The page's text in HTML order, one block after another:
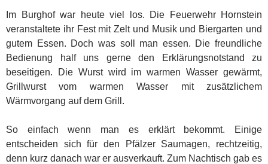
Im Burghof war heute viel los. Die Feuerwehr Hornstein
veranstaltete ihr Fest mit Zelt und Musik und Biergarten und
gutem Essen. Doch was soll man essen. Die freundliche
Bedienung half uns gerne den Erklärungsnotstand zu
beseitigen. Die Wurst wird im warmen Wasser gewärmt,
Grillwurst vom warmen Wasser mit zusätzlichem
Wärmvorgang auf dem Grill.
So einfach wenn man es erklärt bekommt. Einige
entscheiden sich für den Pfälzer Saumagen, rechtzeitig,
denn kurz danach war er ausverkauft. Zum Nachtisch gab es